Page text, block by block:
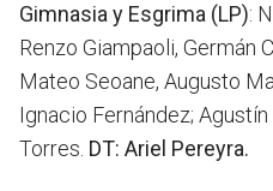
Gimnasia y Esgrima (LP):
Renzo Giampaoli, Germán
Mateo Seoane, Augusto
Ignacio Fernández;
Torres. DT: Ariel Pereyra.